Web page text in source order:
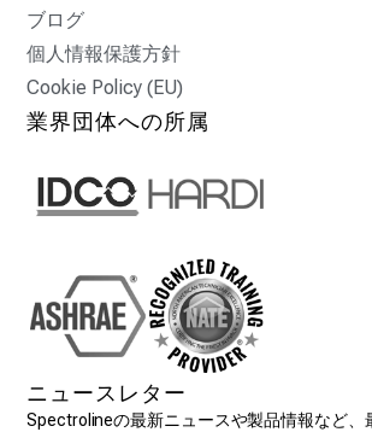
ブログ
個人情報保護方針
Cookie Policy (EU)
業界団体への所属
ニュースレター
Spectrolineの最新ニュースや製品情報など、